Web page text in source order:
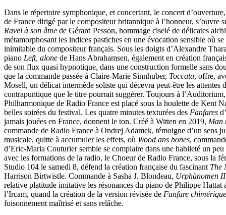
Dans le répertoire symphonique, et concertant, le concert
de France dirigé par le compositeur britannique à l’honneur, s’ouvre
Ravel à son âme de Gérard Pesson, hommage ciselé de délicates
métamorphosant les indices pastiches en une évocation sensible où
inimitable du compositeur français. Sous les doigts d’Alexandre
piano Left, alone de Hans Abrahamsen, également en création
de son flux quasi hypnotique, dans une construction formelle sans
que la commande passée à Claire-Marie Sinnhuber, Toccata, offre,
Mosell, un délicat intermède soliste qui décevra peut-être les attentes
contrapuntique que le titre pourrait suggérer. Toujours à
Philharmonique de Radio France est placé sous la houlette de Kent
belles soirées du festival. Les quatre minutes texturées des Fanfares
jamais jouées en France, donnent le ton. Créé à Witten en 2019, Man
commande de Radio France à Ondrej Adamek, témoigne d’un sens
musicale, quitte à accumuler les effets, où Wood ans bones,
d’Eric-Maria Couturier semble se complaire dans une habileté un
avec les formations de la radio, le Choeur de Radio France, sous la
Studio 104 le samedi 8, défend la création française du fascinant The
Harrison Birtwistle. Commande à Sasha J. Blondeau, Urphänomen
relative platitude imitative les résonances du piano de Philippe Hattat
l’Ircam, quand la création de la version révisée de Fanfare chimérique
foisonnement maîtrisé et sans relâche.